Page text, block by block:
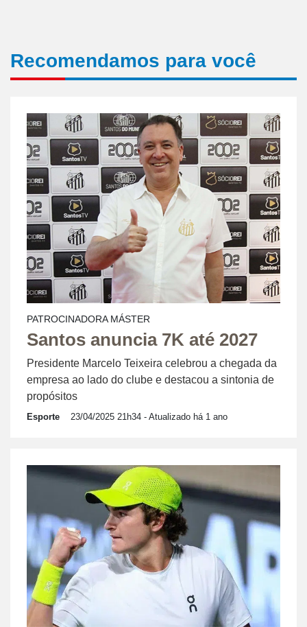
Recomendamos para você
PATROCINADORA MÁSTER
Santos anuncia 7K até 2027
Presidente Marcelo Teixeira celebrou a chegada da
empresa ao lado do clube e destacou a sintonia de
propósitos
Esporte 23/04/2025 21h34 - Atualizado há 1 ano